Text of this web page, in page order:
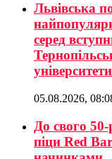
Львівська
серед
05.08.2026,
До свого
піци Red